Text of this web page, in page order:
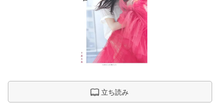
立ち読み